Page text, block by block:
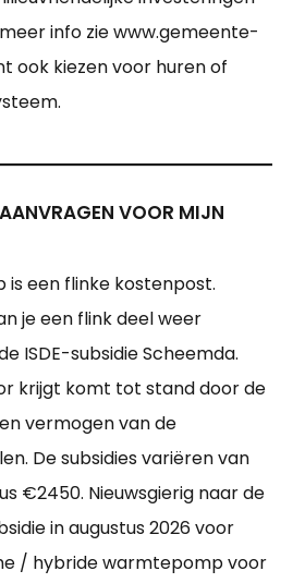
info zie www.gemeente-
ook kiezen voor huren of
VOOR MIJN
is een flinke kostenpost.
je een flink deel weer
ISDE-subsidie Scheemda.
krijgt komt tot stand door de
vermogen van de
De subsidies variëren van
€2450. Nieuwsgierig naar de
in augustus 2026 voor
/ hybride warmtepomp voor